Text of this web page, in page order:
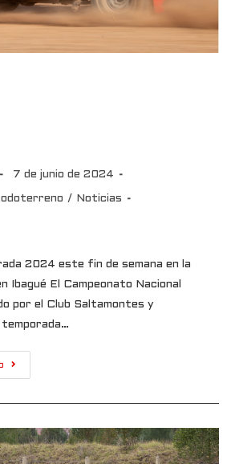
7 de junio de 2024
/ Noticias
2024 este fin de semana en la
Ibagué El Campeonato Nacional
por el Club Saltamontes y